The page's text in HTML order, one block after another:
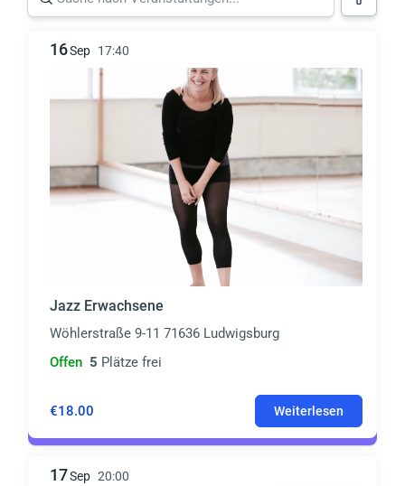
16Sep 17:40
Jazz Erwachsene
Wöhlerstraße 9-11 71636 Ludwigsburg
Offen 5 Plätze frei
€18.00 Weiterlesen
17Sep 20:00